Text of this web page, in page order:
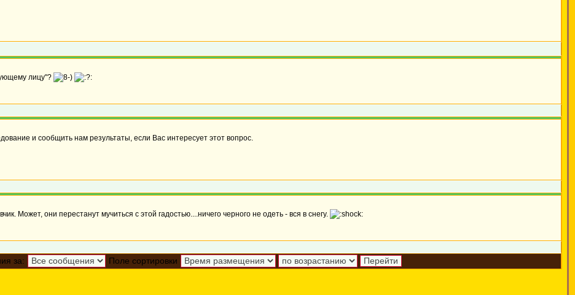
лицу"?
и сообщить нам результаты, если Вас интересует этот вопрос.
Может, они перестанут мучиться с этой гадостью....ничего черного не одеть - вся в снегу.
за: Поле сортировки